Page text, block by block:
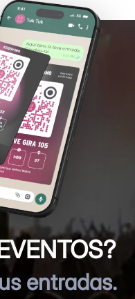
entradas.